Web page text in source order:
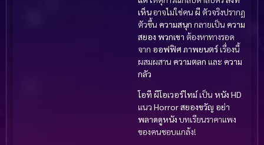
เห็นอาจไม่ใช่คน ผี ตัวจริงปรากฏ
ตัวขึ้น ความสนุก กลายเป็น ความ
สยอง พวกเขา ต้องหาทางรอด
จาก ออฟฟิศ ภาพยนตร์เรื่องนี้
ผสมผสาน ความตลก และ ความ
กลัว
โอที ผีโอเวอร์ไทม์เป็น หนัง HD
แนว Horror สยองขวัญ อย่า
พลาดดูหนัง บทเรียนราคาแพง
ของคนชอบแกล้ง!